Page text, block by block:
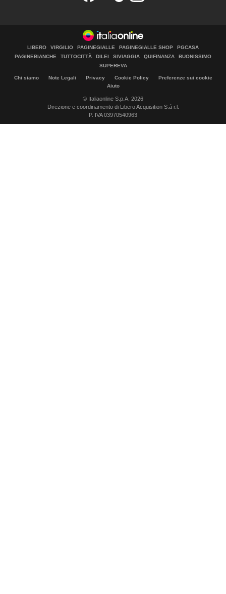
LIBERO VIRGILIO PAGINEGIALLE PAGINEGIALLE SHOP
PGCASA
PAGINEBIANCHE
TUTTOCITTÀ DILEI SIVIAGGIA QUIFINANZA
BUONISSIMO
SUPEREVA
Chi siamo Note Legali Privacy Cookie Policy
Preferenze sui cookie
Aiuto
© Italiaonline S.p.A. 2026
Direzione e coordinamento di Libero Acquisition S.á r.l.
P. IVA 03970540963